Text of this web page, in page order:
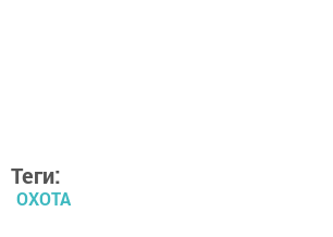
Теги:
ОХОТА